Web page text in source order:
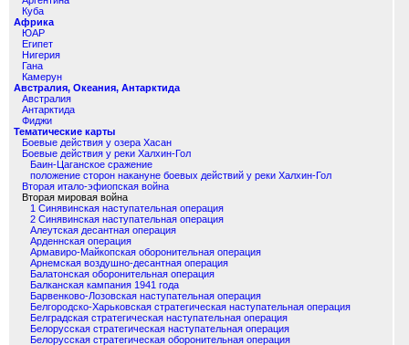
Куба
Африка
ЮАР
Египет
Нигерия
Гана
Камерун
Австралия, Океания, Антарктида
Австралия
Антарктида
Фиджи
Тематические карты
Боевые действия у озера Хасан
Боевые действия у реки Халхин-Гол
Баин-Цаганское сражение
положение сторон накануне боевых действий у реки Халхин-Гол
Вторая итало-эфиопская война
Вторая мировая война
1 Синявинская наступательная операция
2 Синявинская наступательная операция
Алеутская десантная операция
Арденнская операция
Армавиро-Майкопская оборонительная операция
Арнемская воздушно-десантная операция
Балатонская оборонительная операция
Балканская кампания 1941 года
Барвенково-Лозовская наступательная операция
Белгородско-Харьковская стратегическая наступательная операция
Белградская стратегическая наступательная операция
Белорусская стратегическая наступательная операция
Белорусская стратегическая оборонительная операция